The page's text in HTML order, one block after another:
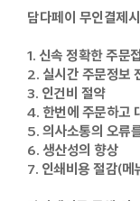
담다페이 무인결제
1. 신속 정확한 주문
2. 실시간 주문정보
3. 인건비 절약
4. 한번에 주문하고
5. 의사소통의 오류
6. 생산성의 향상
7. 인쇄비용 절감(메